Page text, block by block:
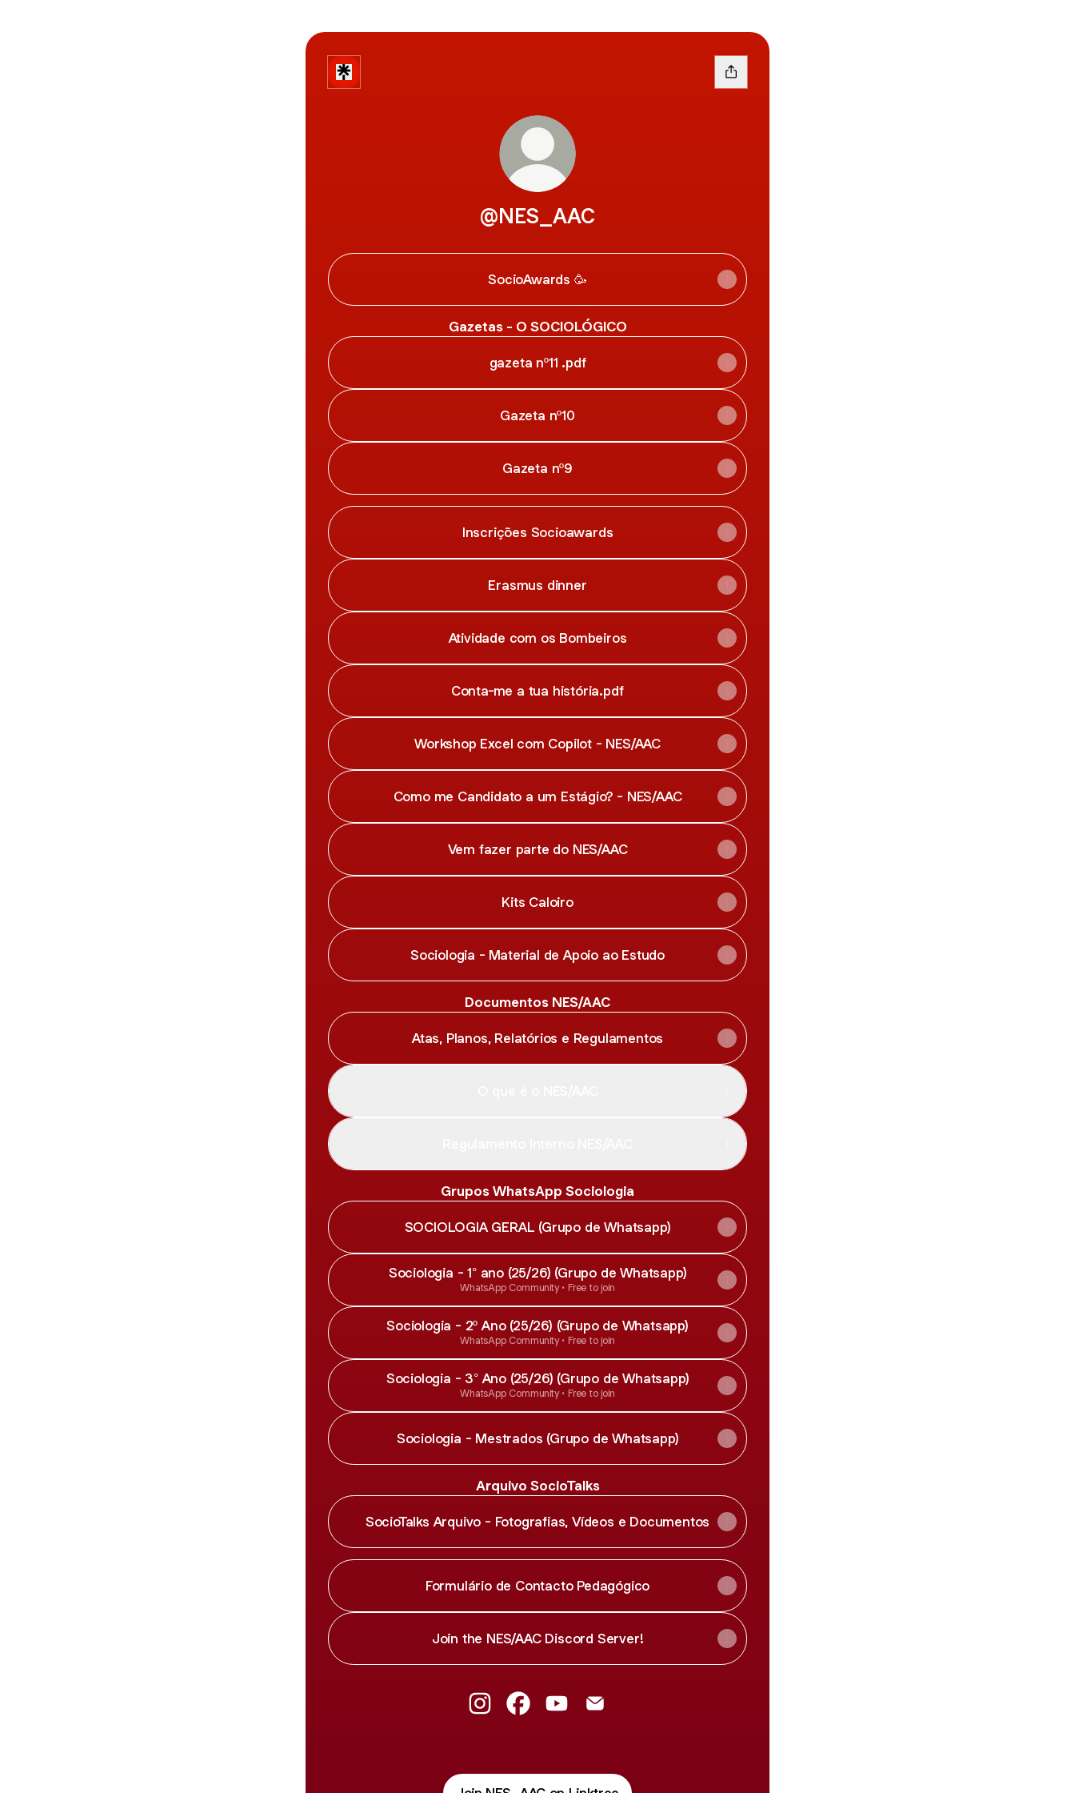
@NES_AAC
SocioAwards 🥳
Gazetas - O SOCIOLÓGICO
gazeta nº11 .pdf
Gazeta nº10
Gazeta nº9
Inscrições Socioawards
Erasmus dinner
Atividade com os Bombeiros
Conta-me a tua história.pdf
Workshop Excel com Copilot - NES/AAC
Como me Candidato a um Estágio? - NES/AAC
Vem fazer parte do NES/AAC
Kits Caloiro
Sociologia - Material de Apoio ao Estudo
Documentos NES/AAC
Atas, Planos, Relatórios e Regulamentos
Grupos WhatsApp Sociologia
SOCIOLOGIA GERAL (Grupo de Whatsapp)
Sociologia - 1° ano (25/26) (Grupo de Whatsapp)
WhatsApp Community • Free to join
Sociologia - 2º Ano (25/26) (Grupo de Whatsapp)
WhatsApp Community • Free to join
Sociologia - 3° Ano (25/26) (Grupo de Whatsapp)
WhatsApp Community • Free to join
Sociologia - Mestrados (Grupo de Whatsapp)
Arquivo SocioTalks
SocioTalks Arquivo - Fotografias, Vídeos e Documentos
Formulário de Contacto Pedagógico
Join the NES/AAC Discord Server!